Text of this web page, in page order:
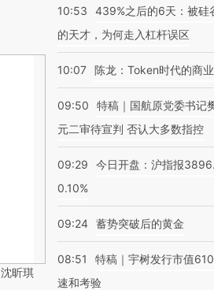
昕琪
10:53
439%之后的6天：被硅
的天才，为何走入杠杆误区
10:07 陈龙：Token时代的商
09:50
特稿｜国航原党委书记
元二审待宣判 否认大多数指控
09:29
今日开盘：沪指报
0.10%
09:24 蓄势突破后的黄金
08:51
特稿｜宇树发行市值
速和考验